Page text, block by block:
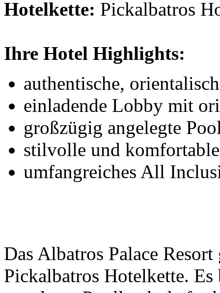
Hotelkette: Pickalbatros
Ihre Hotel Highlights:
authentische,
einladende Lobby mit
großzügig angelegte
stilvolle und
umfangreiches All
Das Albatros Palace
Pickalbatros Hotelkette.